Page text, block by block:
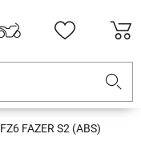
FZ6 FAZER S2 (ABS)